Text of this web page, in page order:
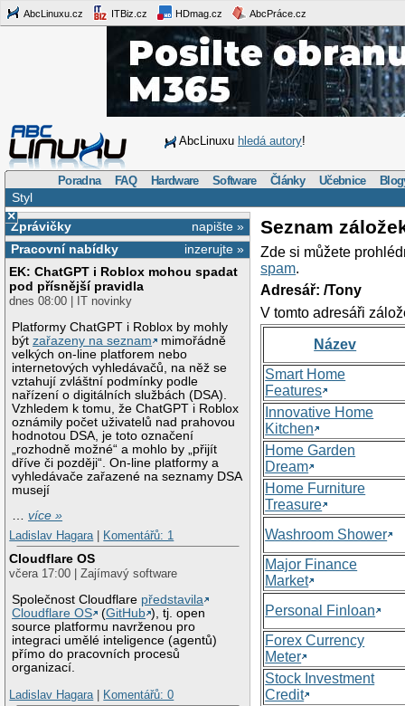
AbcLinuxu.cz ITBiz.cz HDmag.cz AbcPráce.cz
AbcLinuxu hledá autory!
Poradna FAQ Hardware Software Články Učebnice
Styl
×
napište »
Zprávičky
inzerujte »
Pracovní nabídky
EK: ChatGPT i Roblox mohou spadat
pod přísnější pravidla
dnes 08:00 | IT novinky
Platformy ChatGPT i Roblox by mohly
býtzařazeny na seznam
mimořádně
velkých on-line platforem nebo
internetových vyhledávačů, na něž se
vztahují zvláštní podmínky podle
nařízení o digitálních službách (DSA).
Vzhledem k tomu, že ChatGPT i Roblox
oznámily počet uživatelů nad prahovou
hodnotou DSA, je toto označení
„rozhodně možné“ a mohlo by „přijít
dříve či později“. On-line platformy a
vyhledávače zařazené na seznamy DSA
musejí
…více »
Ladislav Hagara
Komentářů: 1
Cloudflare OS
včera 17:00 | Zajímavý software
Společnost Cloudflare představila
Cloudflare OS
(GitHub ), tj. open
source platformu navrženou pro
integraci umělé inteligence (agentů)
přímo do pracovních procesů
organizací.
Ladislav Hagara
Komentářů: 0
Seznam
Zde si můžete
spam.
Adresář: /Tony
V tomto adresáři
Název
Smart Home
Features
Innovative Home
Kitchen
Home Garden
Dream
Home Furniture
Treasure
Washroom Shower
Major Finance
Market
Personal Finloan
Forex Currency
Meter
Stock Investment
Credit